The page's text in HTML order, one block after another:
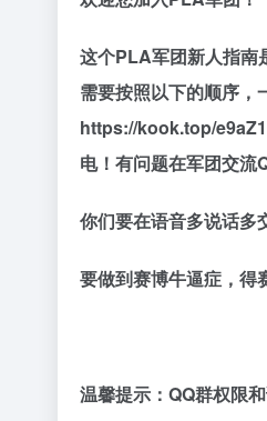
这个PLA军团新人指南
需要按照以下的顺序，
https://kook.top/
电！有问题在军团交流
你们要在语音多说话多
要做到赛博牛逼症，得
温馨提示：QQ群权限